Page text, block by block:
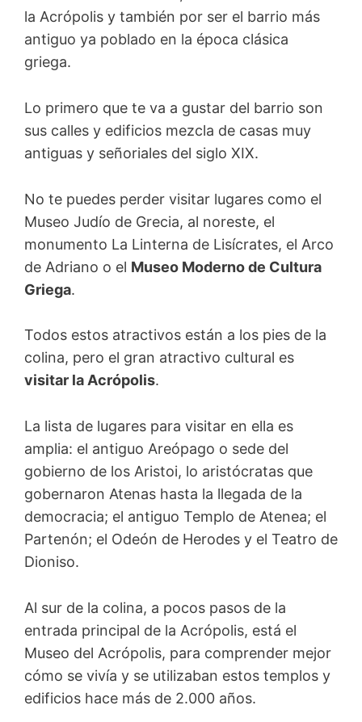
la Acrópolis y también por ser el barrio más
antiguo ya poblado en la época clásica
griega.
Lo primero que te va a gustar del barrio son
sus calles y edificios mezcla de casas muy
antiguas y señoriales del siglo XIX.
No te puedes perder visitar lugares como el
Museo Judío de Grecia, al noreste, el
monumento La Linterna de Lisícrates, el Arco
de Adriano o el Museo Moderno de Cultura
Griega.
Todos estos atractivos están a los pies de la
colina, pero el gran atractivo cultural es
visitar la Acrópolis.
La lista de lugares para visitar en ella es
amplia: el antiguo Areópago o sede del
gobierno de los Aristoi, lo aristócratas que
gobernaron Atenas hasta la llegada de la
democracia; el antiguo Templo de Atenea; el
Partenón; el Odeón de Herodes y el Teatro de
Dioniso.
Al sur de la colina, a pocos pasos de la
entrada principal de la Acrópolis, está el
Museo del Acrópolis, para comprender mejor
cómo se vivía y se utilizaban estos templos y
edificios hace más de 2.000 años.